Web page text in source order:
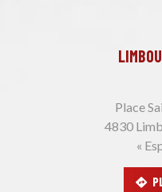
Place
4830
«